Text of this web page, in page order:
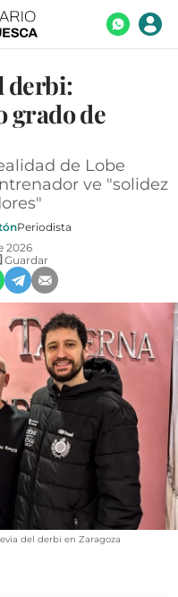
derbi:
grado de
de Lobe
ve "solidez
Periodista
2026
Guardar
del derbi en Zaragoza